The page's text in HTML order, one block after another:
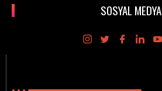
SOSYAL MEDYA